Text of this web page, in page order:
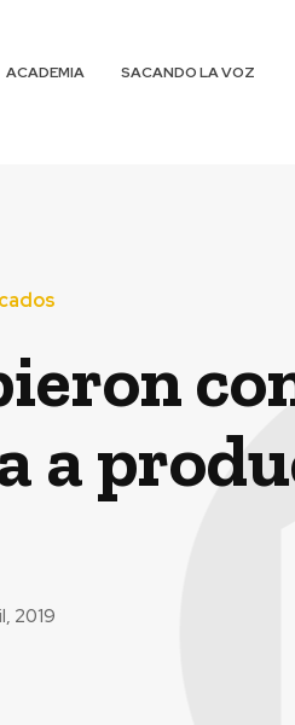
ACADEMIA
SACANDO LA VOZ
a
2019